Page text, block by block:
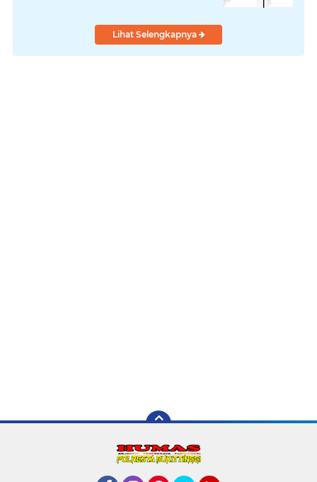
Lihat Selengkapnya